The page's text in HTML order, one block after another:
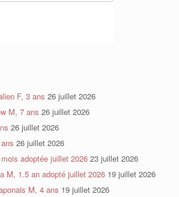
F, 3 ans 26 juillet 2026
M, 7 ans 26 juillet 2026
26 juillet 2026
26 juillet 2026
adoptée juillet 2026 23 juillet 2026
M, 1.5 an adopté juillet 2026 19 juillet 2026
M, 4 ans 19 juillet 2026